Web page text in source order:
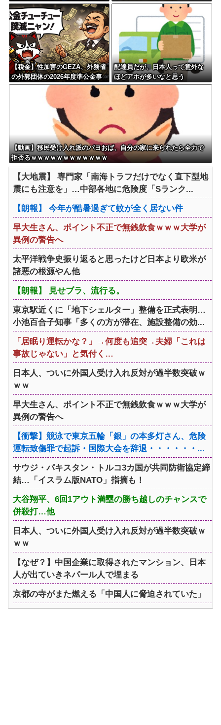
ｗ
【税金】性加害のGEZA、外務省
の外郭団体の2026年度準公金事
業に選ばれていた…ネット「首
相を小馬鹿にしながら公金に群
がってたの？」「右手で補助金
もらいながら左手で反政府」
配達員だが、日本人って意外な
ほどアホが多いなと思う
【動画】移民受け入れ派のパヨおば、自分の家に来られたら全力で
拒否るｗｗｗｗｗｗｗｗｗｗｗｗ
【大地震】 専門家「南海トラフだけでなく直下型地
震にも注意を」…中部各地に危険度「Sランク...
【朗報】 今年が酷暑過ぎて蚊が全く居ない件
早大生さん、ポイント不正で無銭飲食ｗｗｗ大学が
異例の警告へ
太平洋戦争史振り返ると思ったけど日本より欧米が
諸悪の根源やん他
【朗報】 見せブラ、流行る。
東京駅近くに「地下シェルター」整備を正式表明…
小池百合子知事「多くの方が滞在、施設整備の効...
「居眠り運転かな？」→何度も追突→夫婦「これは
事故じゃない」と気付く…
日本人、ついに外国人受け入れ反対が過半数突破ｗ
ｗｗ
早大生さん、ポイント不正で無銭飲食ｗｗｗ大学が
異例の警告へ
【衝撃】競泳で東京五輪「銀」の本多灯さん、危険
運転致傷罪で起訴・国際大会を辞退・・・・・・...
サウジ・パキスタン・トルコ3カ国が共同防衛協定締
結…「イスラム版NATO」指摘も！
大谷翔平、6回1アウト満塁の勝ち越しのチャンスで
併殺打…他
日本人、ついに外国人受け入れ反対が過半数突破ｗ
ｗｗ
【なぜ？】中国企業に取得されたマンション、日本
人が出ていきネパール人で埋まる
京都の寺がまた燃える「中国人に脅迫されていた」